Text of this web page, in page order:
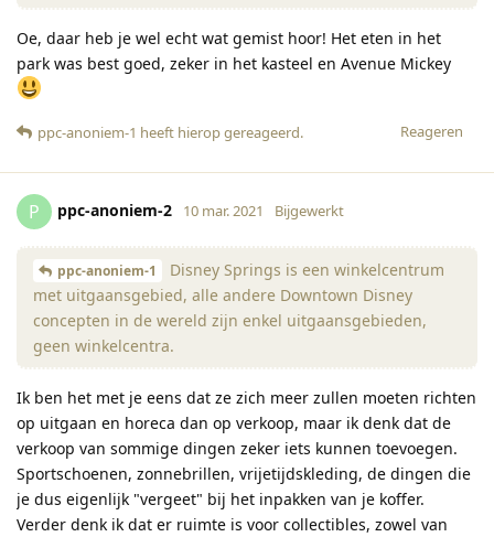
Oe, daar heb je wel echt wat gemist hoor! Het eten in het
park was best goed, zeker in het kasteel en Avenue Mickey
Reageren
ppc-anoniem-1 heeft hierop gereageerd.
P ppc-anoniem-2 10 mar. 2021 Bijgewerkt
ppc-anoniem-1
Disney Springs is een winkelcentrum
met uitgaansgebied, alle andere Downtown Disney
concepten in de wereld zijn enkel uitgaansgebieden,
geen winkelcentra.
Ik ben het met je eens dat ze zich meer zullen moeten richten
op uitgaan en horeca dan op verkoop, maar ik denk dat de
verkoop van sommige dingen zeker iets kunnen toevoegen.
Sportschoenen, zonnebrillen, vrijetijdskleding, de dingen die
je dus eigenlijk "vergeet" bij het inpakken van je koffer.
Verder denk ik dat er ruimte is voor collectibles, zowel van